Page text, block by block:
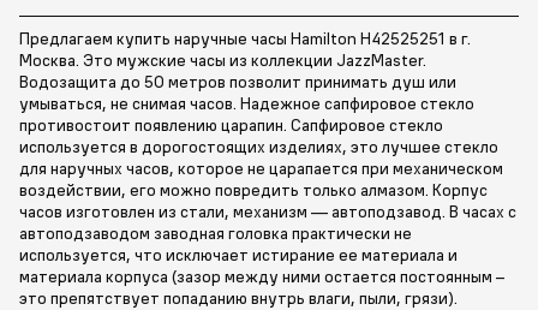
Предлагаем купить наручные часы Hamilton H42525251 в г.
Москва. Это мужские часы из коллекции JazzMaster.
Водозащита до 50 метров позволит принимать душ или
умываться, не снимая часов. Надежное сапфировое стекло
противостоит появлению царапин. Сапфировое стекло
используется в дорогостоящих изделиях, это лучшее стекло
для наручных часов, которое не царапается при механическом
воздействии, его можно повредить только алмазом. Корпус
часов изготовлен из стали, механизм — автоподзавод. В часах с
автоподзаводом заводная головка практически не
используется, что исключает истирание ее материала и
материала корпуса (зазор между ними остается постоянным –
это препятствует попаданию внутрь влаги, пыли, грязи).